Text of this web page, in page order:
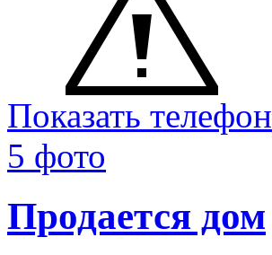
Показать телефон
5 фото
Продается дом